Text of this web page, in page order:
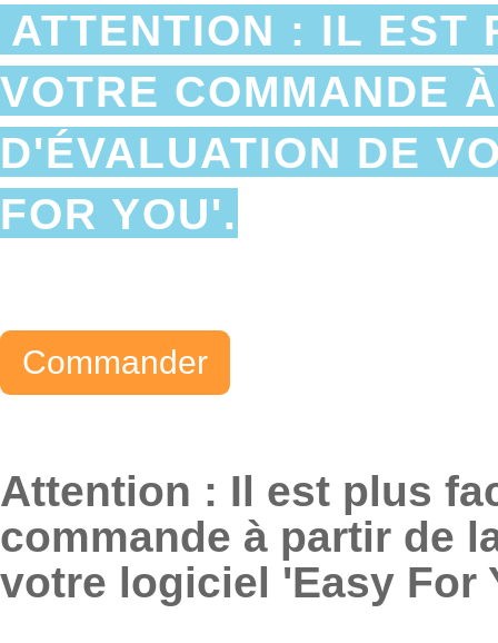
ATTENTION : IL EST
VOTRE COMMANDE
D'ÉVALUATION DE
FOR YOU'.
Attention : Il est plus
commande à partir de
votre logiciel 'Easy For